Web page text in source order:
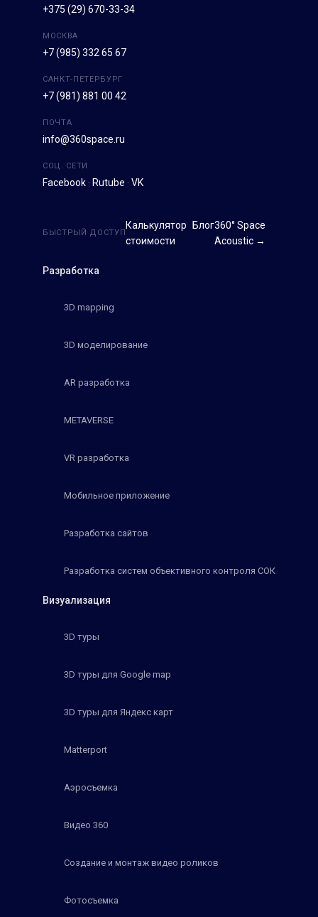
+375 (29) 670-33-34
МОСКВА
+7 (985) 332 65 67
САНКТ-ПЕТЕРБУРГ
+7 (981) 881 00 42
ПОЧТА
info@360space.ru
СОЦ. СЕТИ
Facebook · Rutube · VK
Разработка
3D mapping
3D моделирование
AR разработка
METAVERSE
VR разработка
Мобильное приложение
Разработка сайтов
Разработка систем объективного контроля СОК
Визуализация
3D туры
3D туры для Google map
3D туры для Яндекс карт
Matterport
Аэросъемка
Видео 360
Создание и монтаж видео роликов
Фотосъемка
БЫСТРЫЙ ДОСТУП
Калькулятор
стоимости
Блог360° Space
Acoustic →